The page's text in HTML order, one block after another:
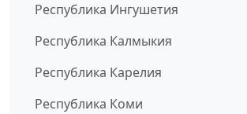
Республика Ингушетия
Республика Калмыкия
Республика Карелия
Республика Коми